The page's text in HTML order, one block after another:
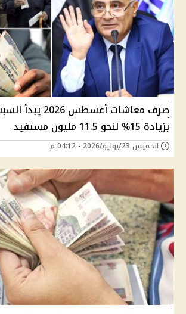
بزيادة 15% لنحو 11.5 مليون مستفيد
الخميس 23/يوليو/2026 - 04:12 م